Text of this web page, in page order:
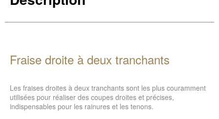
Fraise droite à deux tranchants
Les fraises droites à deux tranchants sont les plus couramment
utilisées pour réaliser des coupes droites et précises,
indispensables pour les rainures et les tenons.